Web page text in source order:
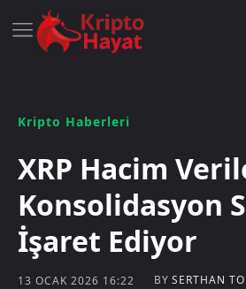
Kripto Haberleri
XRP Hacim
Konsolidasyon
İşaret Ediyor
13 OCAK 2026 16:22 BY SERTHAN